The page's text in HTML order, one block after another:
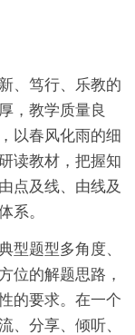
、笃行、乐教的
，教学质量良
以春风化雨的细
读教材，把握知
点及线、由线及
系。
型题型多角度、
位的解题思路，
的要求。在一个
、分享、倾听、